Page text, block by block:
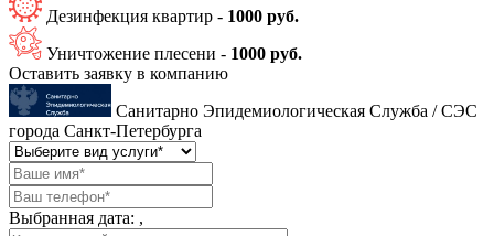
Дезинфекция квартир - 1000 руб.
Уничтожение плесени - 1000 руб.
Оставить заявку в компанию
Санитарно Эпидемиологическая Служба / СЭС
города Санкт-Петербурга
Выбранная дата: ,